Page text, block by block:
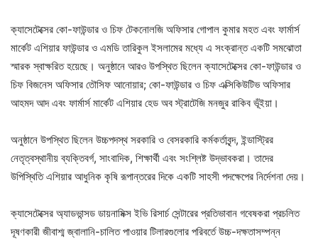
ক্যাসেটেক্সের কো-ফাউন্ডার ও চিফ টেকনোলজি অফিসার গোপাল কুমার মহত এবং ফার্মার্স
মার্কেট এশিয়ার ফাউন্ডার ও এমডি তারিকুল ইসলামের মধ্যে এ সংক্রান্ত একটি সমঝোতা
স্মারক স্বাক্ষরিত হয়েছে। অনুষ্ঠানে আরও উপস্থিত ছিলেন ক্যাসেটেক্সের কো-ফাউন্ডার ও
চিফ বিজনেস অফিসার তৌসিফ আনোয়ার; কো-ফাউন্ডার ও চিফ এক্সিকিউটিভ অফিসার
আহমদ আদ এবং ফার্মার্স মার্কেট এশিয়ার হেড অব স্ট্রাটেজি মনজুর রাকিব ভূঁইয়া।
অনুষ্ঠানে উপস্থিত ছিলেন উচ্চপদস্থ সরকারি ও বেসরকারি কর্মকর্তাবৃন্দ, ইন্ডাস্ট্রির
নেতৃত্বস্থানীয় ব্যক্তিবর্গ, সাংবাদিক, শিক্ষার্থী এবং সংশ্লিষ্ট উদ্ভাবকরা। তাদের
উপিস্থিতি এশিয়ার আধুনিক কৃষি রূপান্তরের দিকে একটি সাহসী পদক্ষেপের নির্দেশনা দেয়।
ক্যাসেটেক্সের অ্যাডভান্সড ডায়নামিক্স ইভি রিসার্চ সেন্টারের প্রতিভাবান গবেষকরা প্রচলিত
দূষণকারী জীবাশ্ম জ্বালানি-চালিত পাওয়ার টিলারগুলোর পরিবর্তে উচ্চ-দক্ষতাসম্পন্ন